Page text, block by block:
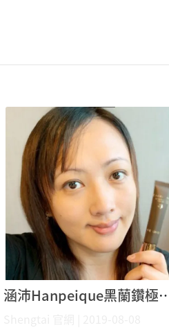
涵沛Hanpeique黑蘭鑽